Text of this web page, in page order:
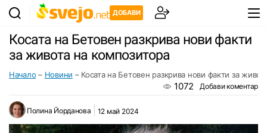
ДОБАВИ
Косата на Бетовен разкрива нови факти
за живота на композитора
Начало – Новини – Косата на Бетовен разкрива нови факти за
1072 Добави коментар
Полина Йорданова 12 май 2024